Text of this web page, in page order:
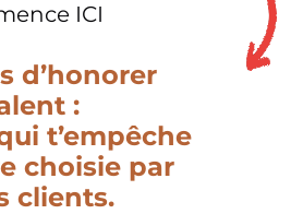
ICI
d’honorer
:
t’empêche
choisie par
clients.